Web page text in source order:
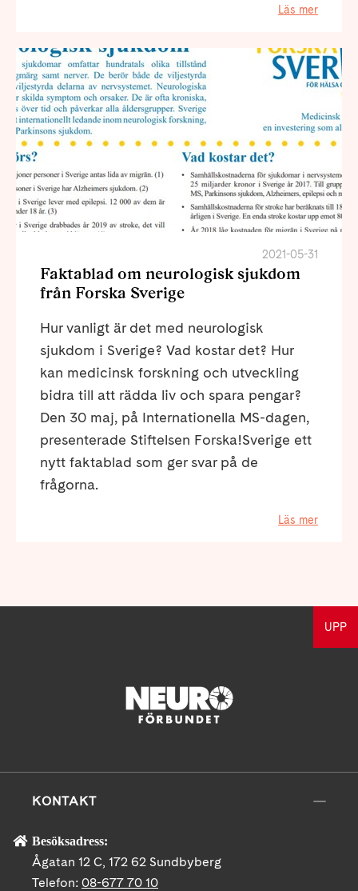
Läs mer
2021-05-31
Faktablad om neurologisk sjukdom
från Forska Sverige
Hur vanligt är det med neurologisk
sjukdom i Sverige? Vad kostar det? Hur
kan medicinsk forskning och utveckling
bidra till att rädda liv och spara pengar?
Den 30 maj, på Internationella MS-dagen,
presenterade Stiftelsen Forska!Sverige ett
nytt faktablad som ger svar på de
frågorna.
Läs mer
UPP
KONTAKT
Besöksadress:
Ågatan 12 C, 172 62 Sundbyberg
Telefon: 08-677 70 10